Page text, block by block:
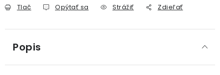
Tlač Opýtať sa Strážiť Zdieľať
Popis